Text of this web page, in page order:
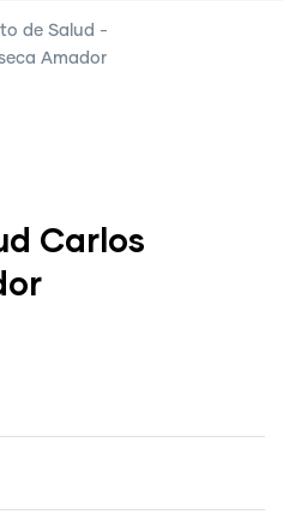
de Salud -
Amador
Carlos